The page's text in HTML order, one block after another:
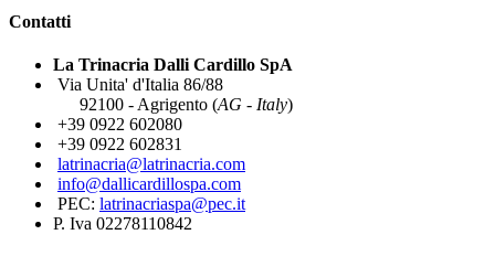
Contatti
La Trinacria Dalli Cardillo SpA
Via Unita' d'Italia 86/88
92100 - Agrigento (AG - Italy)
+39 0922 602080
+39 0922 602831
latrinacria@latrinacria.com
info@dallicardillospa.com
PEC: latrinacriaspa@pec.it
P. Iva 02278110842